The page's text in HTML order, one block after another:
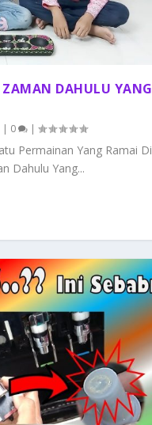
DAHULU YANG
| 0 |
Permainan Yang Ramai Di
Dahulu Yang...